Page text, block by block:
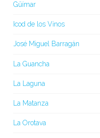
Güímar
Icod de los Vinos
José Miguel Barragán
La Guancha
La Laguna
La Matanza
La Orotava